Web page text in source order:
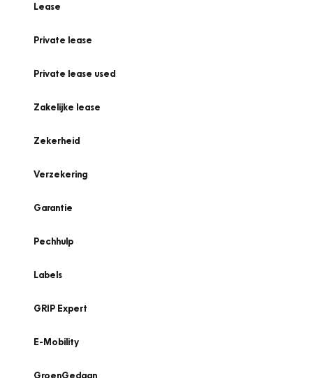
Lease
Private lease
Private lease used
Zakelijke lease
Zekerheid
Verzekering
Garantie
Pechhulp
Labels
GRIP Expert
E-Mobility
GroenGedaan